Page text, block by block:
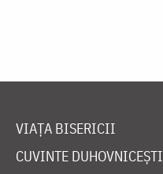
VIAȚA BISERICII
CUVINTE DUHOVNICEȘTI